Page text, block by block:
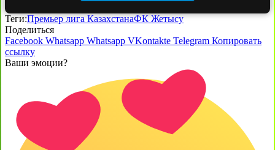
Теги:Премьер лига КазахстанаФК Жетысу
Поделиться
Facebook Whatsapp Whatsapp VKontakte Telegram Копировать
ссылку
Ваши эмоции?